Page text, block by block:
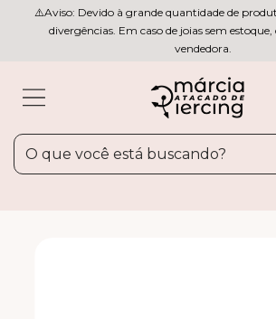
⚠️Aviso: Devido à grande quantidade de
divergências. Em caso de joias sem
vendedora.